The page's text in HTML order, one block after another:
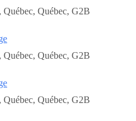
Québec, Québec, G2B
Québec, Québec, G2B
Québec, Québec, G2B